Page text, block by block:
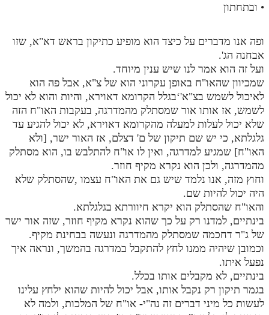
• ובתחתון
ופה אנו מדברים על כיצד הוא מופיע כתיקון בראש דא"א, שזו
אבחנה הג'.
ועל זה הוא אמר לנו שיש ענין מיוחד.
שמכיוון שהאו"ח באופן עקרוני הוא של צ"א, אבל פה הוא
לאיכול לשמש בצ"א'‘בגלל הקרומא דאוירא, והיות והוא לא יכול
לשמש, אז אותו אור שמסתלק מהמדרגה, בעקבות האו"ח הזה
שלא יכול לעלות למעלה מהקרומא דאוירא, לא יכול להגיע עד
גלגלתא, כי יש שם תיקון של ם' דצלם, אז האור ישר, [ולא
האו"ח] שמגיע למדרגה, ואין לו או"ח להתלבש בו, הוא מסתלק
מהמדרגה, ולכן הוא נקרא מקיף חוזר.
וחוץ מזה, אנו נלמד שיש גם את האו"ח עצמו ,שהסתלק שלא
היה יכול להיות שם.
והאו"ח שהסתלק הוא יקרא חיוורתא בגלגלתא.
בינתיים, למדנו רק על כך שהוא נקרא מקיף חוזר, שזה אור ישר
של ג"ר דחכמה שמסתלק מהמדרגה ונעשה בבחינת מקיף.
וכמובן שיהיה ממנו לחץ להתקבל במדרגה בהמשך, ונראה איך
נפעל איתו.
בינתיים, לא מקבלים אותו בכלל.
בגמר תיקון רק נקבל אותו, אבל יכול להיות שהוא ילחץ עלינו
לעשות כל מיני דברים זה נה"י- או"ח של המלכות, ולמה לא